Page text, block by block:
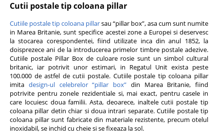
Cutii postale tip coloana pillar
Cutiile postale tip coloana pillarsau “pillar box”, asa cum sunt numite
in Marea Britanie, sunt specifice acestei zone a Europei si deservesc
la stocarea corespondentei, fiind utilizate inca din anul 1852, la
doisprezece ani de la introducerea primelor timbre postale adezive.
Cutiile postale Pillar Box de culoare rosie sunt un simbol cultural
britanic, iar potrivit unor estimari, in Regatul Unit exista peste
100.000 de astfel de cutii postale. Cutiile postale tip coloana pillar
imita design-ul celebrelor “pillar box” din Marea Britanie, fiind
potrivite pentru zonele rezidentiale si, mai exact, pentru casele in
care locuiesc doua familii. Asta, deoarece, inaltele cutii postale tip
coloana pillar detin chiar si doua intrari separate. Cutiile postale tip
coloana pillar sunt fabricate din materiale rezistente, precum otelul
inoxidabil, se inchid cu cheie si se fixeaza la sol.